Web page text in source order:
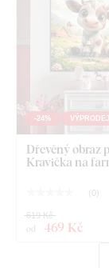
-24%
Dřevěný obraz
Kravička na
( 0)
od 469 Kč
619 Kč